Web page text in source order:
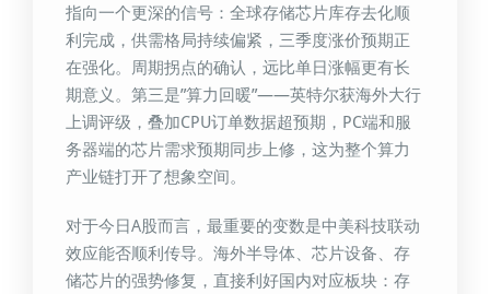
指向一个更深的信号：全球存储芯片库存去化顺
利完成，供需格局持续偏紧，三季度涨价预期正
在强化。周期拐点的确认，远比单日涨幅更有长
期意义。第三是”算力回暖”——英特尔获海外大行
上调评级，叠加CPU订单数据超预期，PC端和服
务器端的芯片需求预期同步上修，这为整个算力
产业链打开了想象空间。
对于今日A股而言，最重要的变数是中美科技联动
效应能否顺利传导。海外半导体、芯片设备、存
储芯片的强势修复，直接利好国内对应板块：存